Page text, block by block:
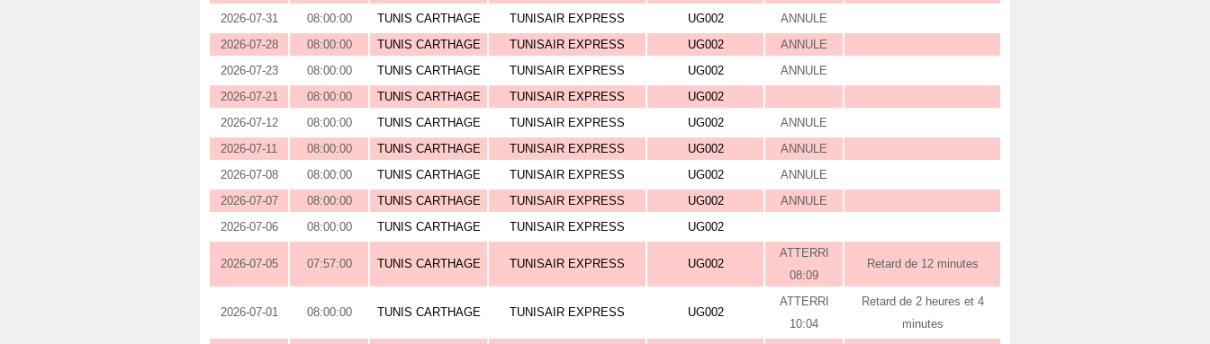
2026-07-31 08:00:00 TUNIS CARTHAGE TUNISAIR EXPRESS UG002
ANNULE
2026-07-28
08:00:00 TUNIS CARTHAGE TUNISAIR EXPRESS UG002
ANNULE
2026-07-23
08:00:00 TUNIS CARTHAGE TUNISAIR EXPRESS UG002
ANNULE
2026-07-21
08:00:00 TUNIS CARTHAGE TUNISAIR EXPRESS
UG002
2026-07-12
08:00:00 TUNIS CARTHAGE TUNISAIR EXPRESS UG002
ANNULE
2026-07-11
08:00:00 TUNIS CARTHAGE TUNISAIR EXPRESS UG002
ANNULE
2026-07-08
08:00:00 TUNIS CARTHAGE TUNISAIR EXPRESS UG002
ANNULE
2026-07-07
08:00:00 TUNIS CARTHAGE TUNISAIR EXPRESS UG002
ANNULE
2026-07-06
08:00:00 TUNIS CARTHAGE TUNISAIR EXPRESS UG002
2026-07-05 07:57:00 TUNIS CARTHAGE TUNISAIR EXPRESS UG002
ATTERRI
08:09
Retard de 12 minutes
2026-07-01 08:00:00 TUNIS CARTHAGE TUNISAIR EXPRESS UG002
ATTERRI
10:04
Retard de 2 heures et 4
minutes